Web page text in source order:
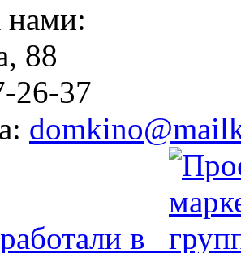
нами:
88
26-37
в